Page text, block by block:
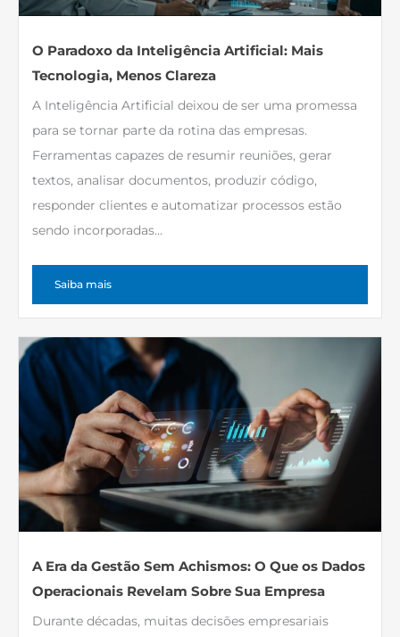
O Paradoxo da Inteligência Artificial: Mais
Tecnologia, Menos Clareza
A Inteligência Artificial deixou de ser uma promessa
para se tornar parte da rotina das empresas.
Ferramentas capazes de resumir reuniões, gerar
textos, analisar documentos, produzir código,
responder clientes e automatizar processos estão
sendo incorporadas...
Saiba mais
A Era da Gestão Sem Achismos: O Que os Dados
Operacionais Revelam Sobre Sua Empresa
Durante décadas, muitas decisões empresariais